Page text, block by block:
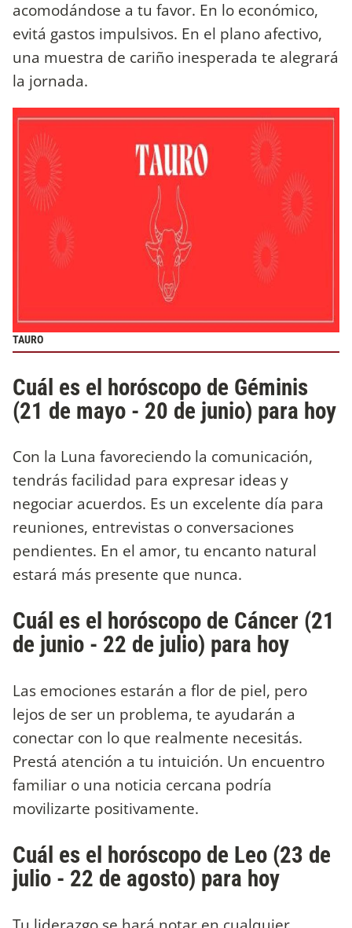
acomodándose a tu favor. En lo económico,
evitá gastos impulsivos. En el plano afectivo,
una muestra de cariño inesperada te alegrará
la jornada.
TAURO
Cuál es el horóscopo de Géminis
(21 de mayo - 20 de junio) para hoy
Con la Luna favoreciendo la comunicación,
tendrás facilidad para expresar ideas y
negociar acuerdos. Es un excelente día para
reuniones, entrevistas o conversaciones
pendientes. En el amor, tu encanto natural
estará más presente que nunca.
Cuál es el horóscopo de Cáncer (21
de junio - 22 de julio) para hoy
Las emociones estarán a flor de piel, pero
lejos de ser un problema, te ayudarán a
conectar con lo que realmente necesitás.
Prestá atención a tu intuición. Un encuentro
familiar o una noticia cercana podría
movilizarte positivamente.
Cuál es el horóscopo de Leo (23 de
julio - 22 de agosto) para hoy